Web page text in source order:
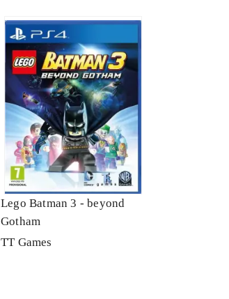
Lego Batman 3 - beyond
Gotham
TT Games